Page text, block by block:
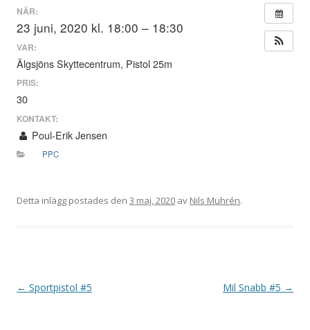
NÄR:
23 juni, 2020 kl. 18:00 – 18:30
VAR:
Älgsjöns Skyttecentrum, Pistol 25m
PRIS:
30
KONTAKT:
Poul-Erik Jensen
PPC
Detta inlägg postades den 3 maj, 2020 av Nils Muhrén.
I← Sportpistol #5 Mil Snabb #5 →